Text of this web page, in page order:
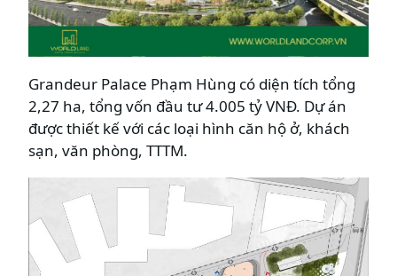
Grandeur Palace Phạm Hùng có diện tích tổng
2,27 ha, tổng vốn đầu tư 4.005 tỷ VNĐ. Dự án
được thiết kế với các loại hình căn hộ ở, khách
sạn, văn phòng, TTTM.